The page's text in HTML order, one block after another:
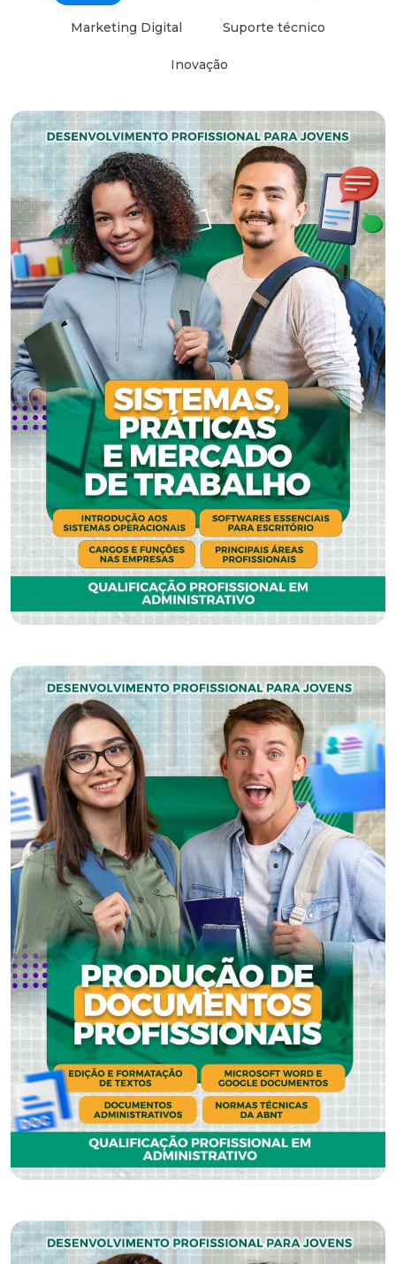
GERAÇÃO
DE
TALENTO
Marketing Digital Suporte técnico
Inovação